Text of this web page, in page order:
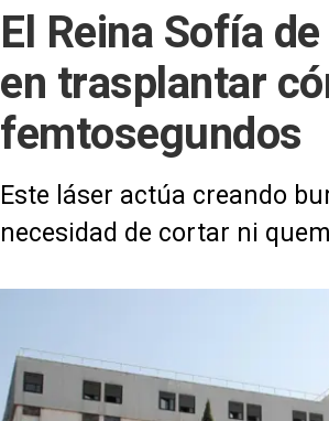
El Reina Sofía
en trasplantar
femtosegundos
Este láser actúa creando
necesidad de cortar ni